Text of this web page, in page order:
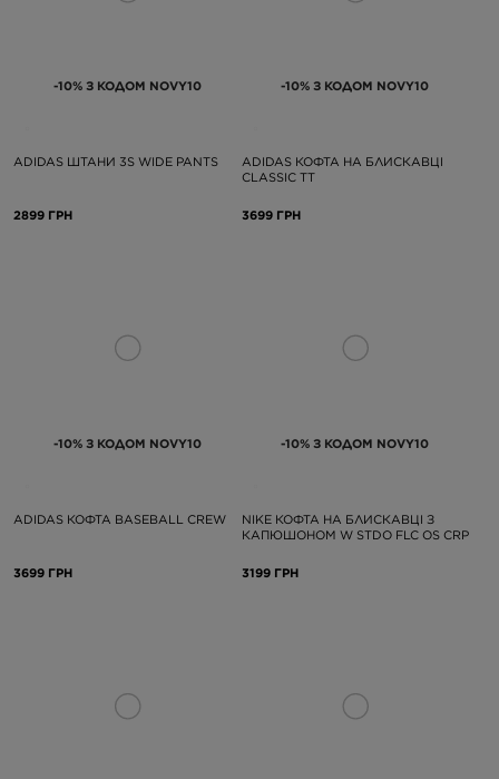
-10% З КОДОМ NOVY10
ADIDAS ШТАНИ 3S WIDE PANTS
2899 ГРН
-10% З КОДОМ NOVY10
ADIDAS КОФТА НА БЛИСКАВЦІ
CLASSIC TT
3699 ГРН
-10% З КОДОМ NOVY10
ADIDAS КОФТА BASEBALL CREW
3699 ГРН
-10% З КОДОМ NOVY10
NIKE КОФТА НА БЛИСКАВЦІ З
КАПЮШОНОМ W STDO FLC OS CRP
3199 ГРН